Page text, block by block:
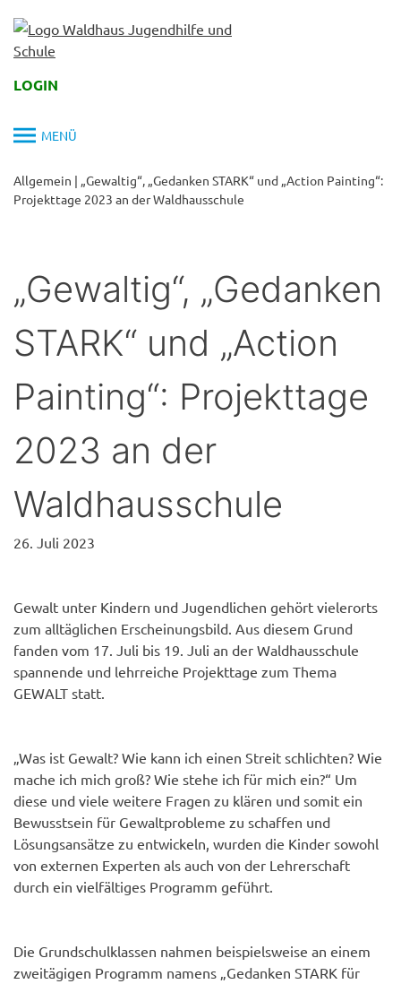
content
LOGIN
MENÜ
Allgemein | „Gewaltig“, „Gedanken STARK“ und „Action Painting“:
Projekttage 2023 an der Waldhausschule
„Gewaltig“, „Gedanken
STARK“ und „Action
Painting“: Projekttage
2023 an der
Waldhausschule
26. Juli 2023
Gewalt unter Kindern und Jugendlichen gehört vielerorts
zum alltäglichen Erscheinungsbild. Aus diesem Grund
fanden vom 17. Juli bis 19. Juli an der Waldhausschule
spannende und lehrreiche Projekttage zum Thema
GEWALT statt.
„Was ist Gewalt? Wie kann ich einen Streit schlichten? Wie
mache ich mich groß? Wie stehe ich für mich ein?“ Um
diese und viele weitere Fragen zu klären und somit ein
Bewusstsein für Gewaltprobleme zu schaffen und
Lösungsansätze zu entwickeln, wurden die Kinder sowohl
von externen Experten als auch von der Lehrerschaft
durch ein vielfältiges Programm geführt.
Die Grundschulklassen nahmen beispielsweise an einem
zweitägigen Programm namens „Gedanken STARK für